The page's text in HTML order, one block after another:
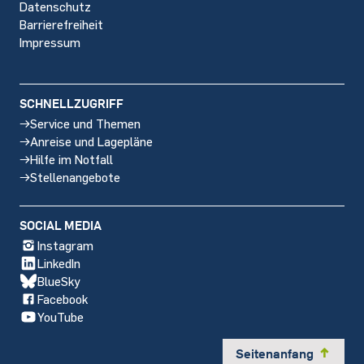
Datenschutz
Barrierefreiheit
Impressum
SCHNELLZUGRIFF
Service und Themen
Anreise und Lagepläne
Hilfe im Notfall
Stellenangebote
SOCIAL MEDIA
Instagram
LinkedIn
BlueSky
Facebook
YouTube
Seitenanfang y